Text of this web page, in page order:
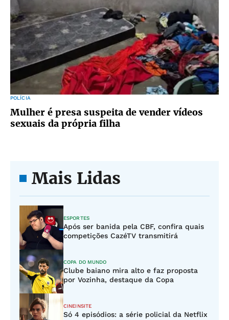
POLÍCIA
Mulher é presa suspeita de vender vídeos
sexuais da própria filha
Mais Lidas
ESPORTES
Após ser banida pela CBF, confira quais
competições CazéTV transmitirá
COPA DO MUNDO
Clube baiano mira alto e faz proposta
por Vozinha, destaque da Copa
CINEINSITE
Só 4 episódios: a série policial da Netflix